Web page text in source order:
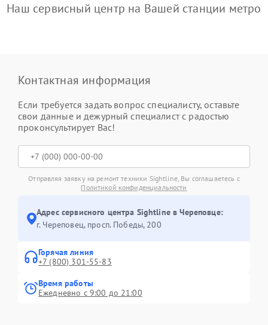
Наш сервисный центр на Вашей станции метро
Контактная информация
Если требуется задать вопрос специалисту, оставьте
свои данные и дежурный специалист с радостью
проконсультирует Вас!
Отправляя заявку на ремонт техники Sightline, Вы соглашаетесь с
Политикой конфиденциальности
Адрес сервисного центра Sightline в Череповце:
г. Череповец, просп. Победы, 200
Горячая линия
+7 (800) 301-55-83
Время работы
Ежедневно с 9:00 до 21:00